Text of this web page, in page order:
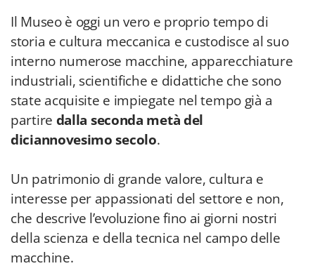
Il Museo è oggi un vero e proprio tempo di
storia e cultura meccanica e custodisce al suo
interno numerose macchine, apparecchiature
industriali, scientifiche e didattiche che sono
state acquisite e impiegate nel tempo già a
partire dalla seconda metà del
diciannovesimo secolo.
Un patrimonio di grande valore, cultura e
interesse per appassionati del settore e non,
che descrive l’evoluzione fino ai giorni nostri
della scienza e della tecnica nel campo delle
macchine.